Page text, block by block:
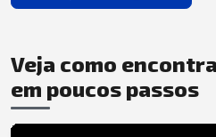
Veja como
em poucos passos